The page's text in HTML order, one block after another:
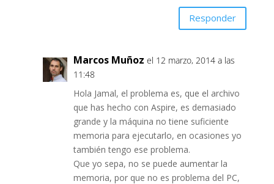
Responder
Marcos Muñoz el 12 marzo, 2014 a las
11:48
Hola Jamal, el problema es, que el archivo
que has hecho con Aspire, es demasiado
grande y la máquina no tiene suficiente
memoria para ejecutarlo, en ocasiones yo
también tengo ese problema.
Que yo sepa, no se puede aumentar la
memoria, por que no es problema del PC,